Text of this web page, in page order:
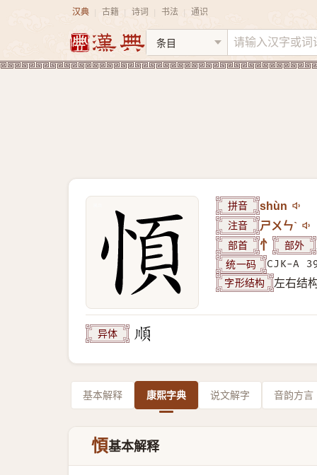
汉典 古籍 诗词 书法 通识
拼音 shùn
注音 ㄕㄨㄣˋ
部首 忄 部外
统一码 CJK-A
字形结构 左右结
异体
基本解释 康熙字典 说文解字 音韵方言
㥧基本解释